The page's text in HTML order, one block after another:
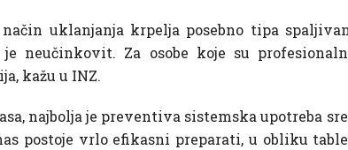
uklanjanja krpelja posebno tipa
neučinkovit. Za osobe koje su
kažu u INZ.
najbolja je preventiva sistemska upotreba
postoje vrlo efikasni preparati, u obliku